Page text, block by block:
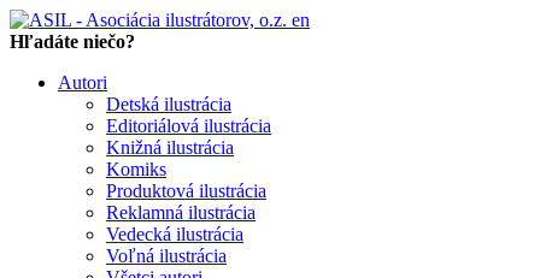
en
Hľadáte niečo?
Autori
Detská ilustrácia
Editoriálová ilustrácia
Knižná ilustrácia
Komiks
Produktová ilustrácia
Reklamná ilustrácia
Vedecká ilustrácia
Voľná ilustrácia